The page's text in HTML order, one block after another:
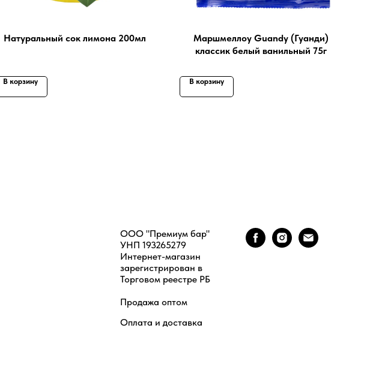
Натуральный сок лимона 200мл
В корзину
Маршмеллоу Guandy (Гуанди)
классик белый ванильный 75г
В корзину
ООО "Премиум бар"
УНП 193265279
Интернет-магазин
зарегистрирован в
Торговом реестре РБ
Продажа оптом
Оплата и доставка